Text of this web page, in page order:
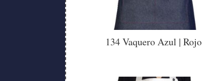
134 Vaquero Azul | Rojo